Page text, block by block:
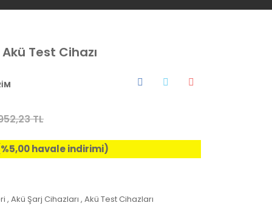
Test Cihazı
TL
havale indirimi)
,Akü Şarj Cihazları ,Akü Test Cihazları